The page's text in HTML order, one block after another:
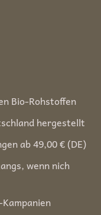
Bio-Rohstoffen
hergestellt
ab 49,00 € (DE)
wenn nich